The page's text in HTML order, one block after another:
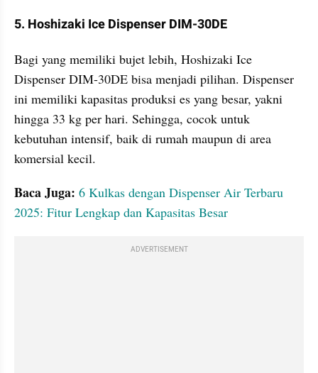
5. Hoshizaki Ice Dispenser DIM-30DE
Bagi yang memiliki bujet lebih, Hoshizaki Ice
Dispenser DIM-30DE bisa menjadi pilihan. Dispenser
ini memiliki kapasitas produksi es yang besar, yakni
hingga 33 kg per hari. Sehingga, cocok untuk
kebutuhan intensif, baik di rumah maupun di area
komersial kecil.
Baca Juga: 6 Kulkas dengan Dispenser Air Terbaru
2025: Fitur Lengkap dan Kapasitas Besar
ADVERTISEMENT